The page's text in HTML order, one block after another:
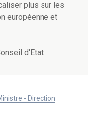
plus sur les
européenne et
d'Etat.
- Direction